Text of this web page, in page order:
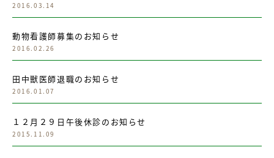
2016.03.14
動物看護師募集のお知らせ
2016.02.26
田中獣医師退職のお知らせ
2016.01.07
１２月２９日午後休診のお知らせ
2015.11.09